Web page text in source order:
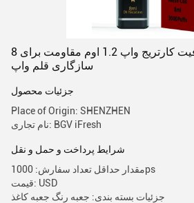
8 میلی لیتر ظرفیت کارتریج واپ 1.2 اوم مقاومت برای
سازگاری قلم واپ
جزئیات محصول
Place of Origin: SHENZHEN
نام تجاری: BGV iFresh
شرایط پرداخت و حمل و نقل
مقدار حداقل تعداد سفارش: 1000ps
قیمت: USD
جزئیات بسته بندی: جعبه رنگ جعبه کاغذ